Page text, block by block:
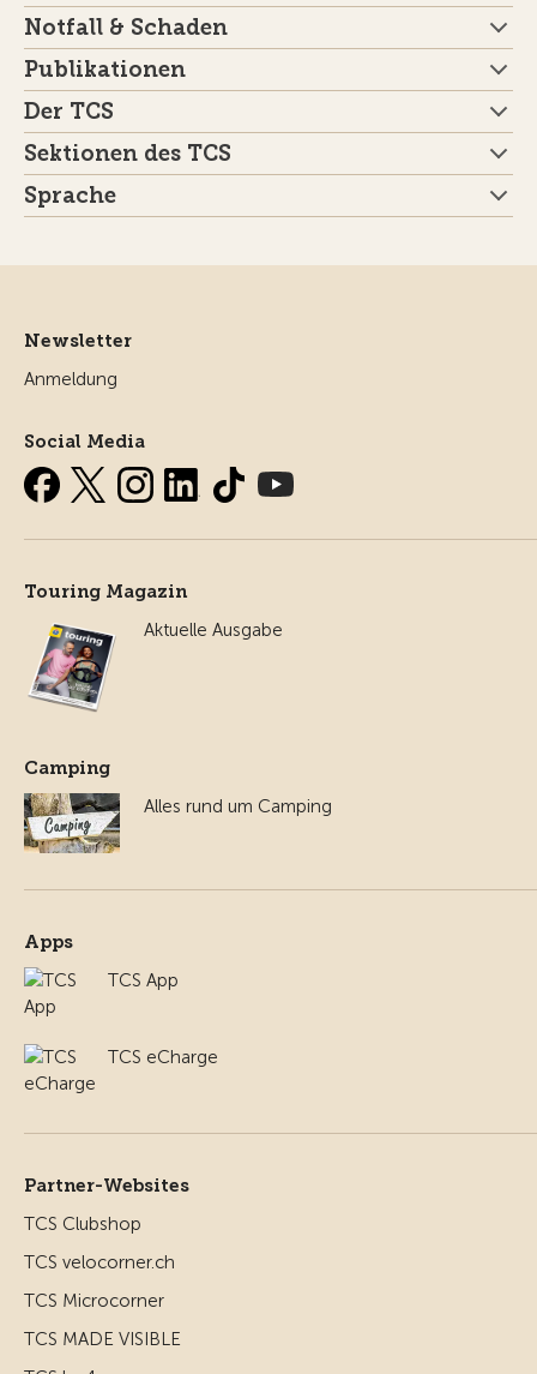
Notfall & Schaden
Publikationen
Der TCS
Sektionen des TCS
Sprache
Newsletter
Anmeldung
Social Media
Touring Magazin
Aktuelle Ausgabe
Camping
Alles rund um Camping
Apps
TCS App
TCS eCharge
Partner-Websites
TCS Clubshop
TCS velocorner.ch
TCS Microcorner
TCS MADE VISIBLE